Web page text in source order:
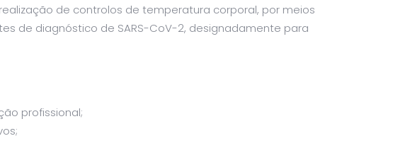
de controlos de temperatura corporal, por meios
de diagnóstico de SARS-CoV-2, designadamente para
profissional;